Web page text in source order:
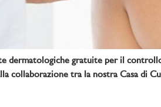
dermatologiche gratuite per il
collaborazione tra la nostra Casa di